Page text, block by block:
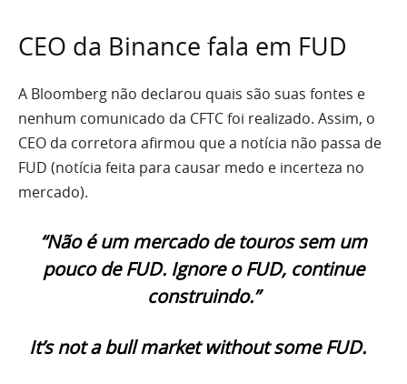
CEO da Binance fala em FUD
A Bloomberg não declarou quais são suas fontes e
nenhum comunicado da CFTC foi realizado. Assim, o
CEO da corretora afirmou que a notícia não passa de
FUD (notícia feita para causar medo e incerteza no
mercado).
“Não é um mercado de touros sem um
pouco de FUD. Ignore o FUD, continue
construindo.”
It’s not a bull market without some FUD.